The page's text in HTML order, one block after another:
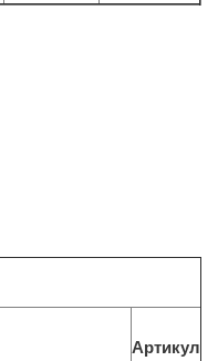
Артикул